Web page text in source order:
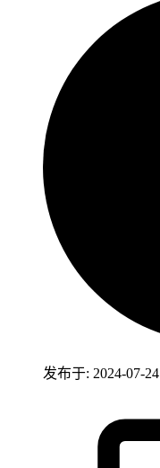
发布于: 2024-07-24